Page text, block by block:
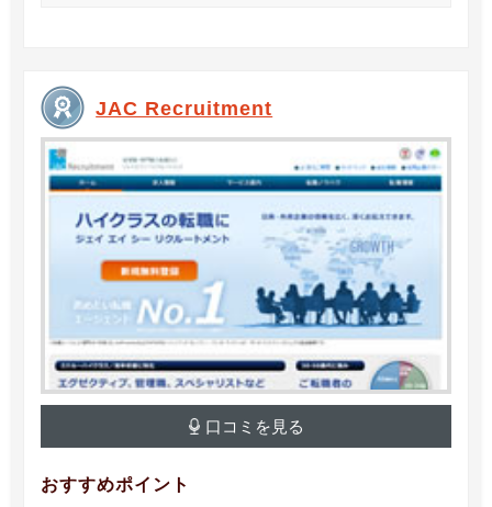
JAC Recruitment
口コミを見る
おすすめポイント